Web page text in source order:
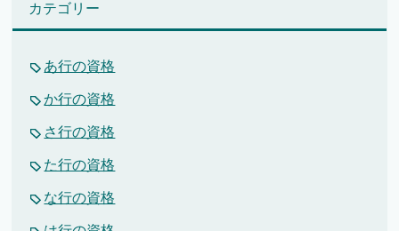
カテゴリー
あ行の資格
か行の資格
さ行の資格
た行の資格
な行の資格